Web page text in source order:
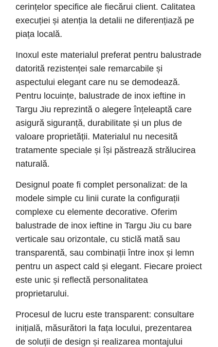
cerințelor specifice ale fiecărui client. Calitatea
execuției și atenția la detalii ne diferențiază pe
piața locală.
Inoxul este materialul preferat pentru balustrade
datorită rezistenței sale remarcabile și
aspectului elegant care nu se demodează.
Pentru locuințe, balustrade de inox ieftine in
Targu Jiu reprezintă o alegere înțeleaptă care
asigură siguranță, durabilitate și un plus de
valoare proprietății. Materialul nu necesită
tratamente speciale și își păstrează strălucirea
naturală.
Designul poate fi complet personalizat: de la
modele simple cu linii curate la configurații
complexe cu elemente decorative. Oferim
balustrade de inox ieftine in Targu Jiu cu bare
verticale sau orizontale, cu sticlă mată sau
transparentă, sau combinații între inox și lemn
pentru un aspect cald și elegant. Fiecare proiect
este unic și reflectă personalitatea
proprietarului.
Procesul de lucru este transparent: consultare
inițială, măsurători la fața locului, prezentarea
de soluții de design și realizarea montajului